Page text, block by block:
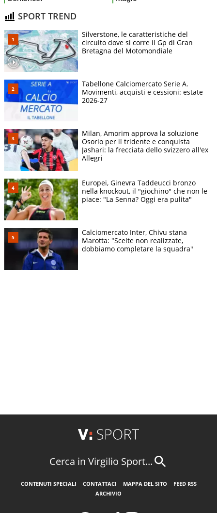
SPORT TREND
Silverstone, le caratteristiche del
circuito dove si corre il Gp di Gran
Bretagna del Motomondiale
Tabellone Calciomercato Serie A.
Movimenti, acquisti e cessioni: estate
2026-27
Milan, Amorim approva la soluzione
Osorio per il tridente e conquista
Jashari: la frecciata dello svizzero all'ex
Allegri
Europei, Ginevra Taddeucci bronzo
nella knockout, il "giochino" che non le
piace: "La Senna? Oggi era pulita"
Calciomercato Inter, Chivu stana
Marotta: "Scelte non realizzate,
dobbiamo completare la squadra"
Cerca in Virgilio Sport...
CONTENUTI SPECIALI CONTATTACI MAPPA DEL SITO
FEED RSS
ARCHIVIO